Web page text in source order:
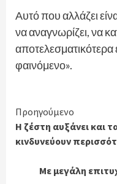
Αυτό που αλλάζει
να αναγνωρίζει, να
φαινόμενο».
Continue
Reading
Προηγούμενο
Η ζέστη αυξάνει και
κινδυνεύουν
Με μεγάλη